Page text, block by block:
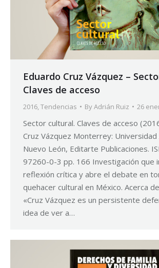
Eduardo Cruz Vázquez –
Claves de acceso
2016,Tendencias ByAdrián Ruiz 26
Sector cultural. Claves de acceso
Cruz Vázquez Monterrey:
Nuevo León, Editarte Publicaciones.
97260-0-3 pp. 166 Investigación que
reflexión crítica y abre el debate en
quehacer cultural en México. Acerca
«Cruz Vázquez es un persistente
idea de ver a…